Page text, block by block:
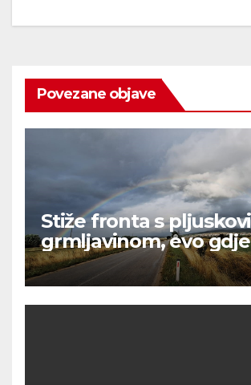
Povezane objave
Stiže fronta s
grmljavinom, evo
najviše osvježiti